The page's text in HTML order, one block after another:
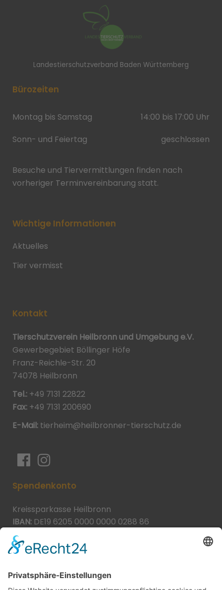
Landestierschutzverband Baden Württemberg
Bürozeiten
Montag bis Samstag
14:00 bis 17:00 Uhr
Sonn- und Feiertag
geschlossen
Besuche und Tiervermittlungen finden nach
vorheriger Terminvereinbarung statt.
Wichtige Informationen
Aktuelles
Tier vermisst
Kontakt
Tierschutzverein Heilbronn und Umgebung e.V.
Gewerbegebiet Böllinger Höfe
Franz-Reichle-Str. 20
74078 Heilbronn
Tel.: +49 7131 22822
Fax: +49 7131 200690
E-Mail: tierheim@heilbronner-tierschutz.de
Spendenkonto
Kreissparkasse Heilbronn
IBAN: DE19 6205 0000 0000 0288 86
BIC:
Spende direkt via PayPal